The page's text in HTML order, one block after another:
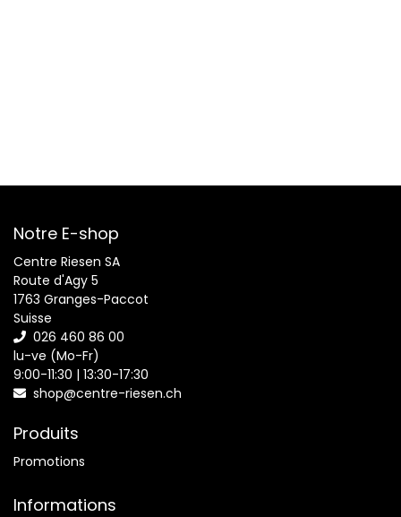
Notre E-shop
Centre Riesen SA
Route d'Agy 5
1763 Granges-Paccot
Suisse
026 460 86 00
lu-ve (Mo-Fr)
9:00-11:30 | 13:30-17:30
shop@centre-riesen.ch
Produits
Promotions
Informations